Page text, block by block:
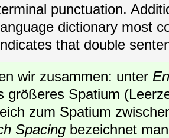
punctuation.
dictionary most
that double
wir zusammen: unter
größeres Spatium
zum Spatium
Spacing bezeichnet